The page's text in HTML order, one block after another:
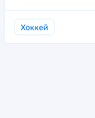
Хоккей